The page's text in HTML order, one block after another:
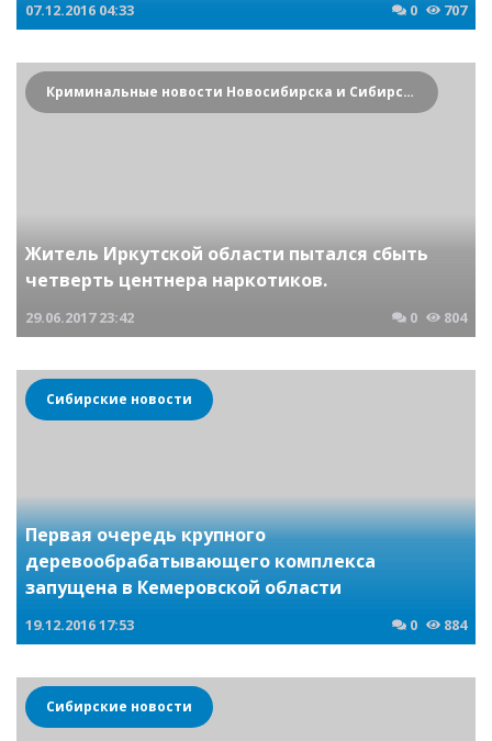
07.12.2016 04:33 0 707
Криминальные новости Новосибирска и Сибирского региона
Житель Иркутской области пытался сбыть
четверть центнера наркотиков.
29.06.2017 23:42 0 804
Сибирские новости
Первая очередь крупного
деревообрабатывающего комплекса
запущена в Кемеровской области
19.12.201617:53 0 884
Сибирские новости